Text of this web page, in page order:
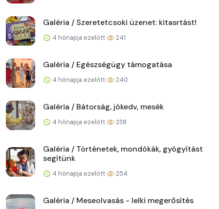
Galéria / Szeretetcsoki üzenet: kitasrtást!
4 hónapja ezelőtt 241
Galéria / Egészségügy támogatása
4 hónapja ezelőtt 240
Galéria / Bátorság, jókedv, mesék
4 hónapja ezelőtt 238
Galéria / Történetek, mondókák, gyógyítást
segítünk
4 hónapja ezelőtt 254
Galéria / Meseolvasás - lelki megerősítés